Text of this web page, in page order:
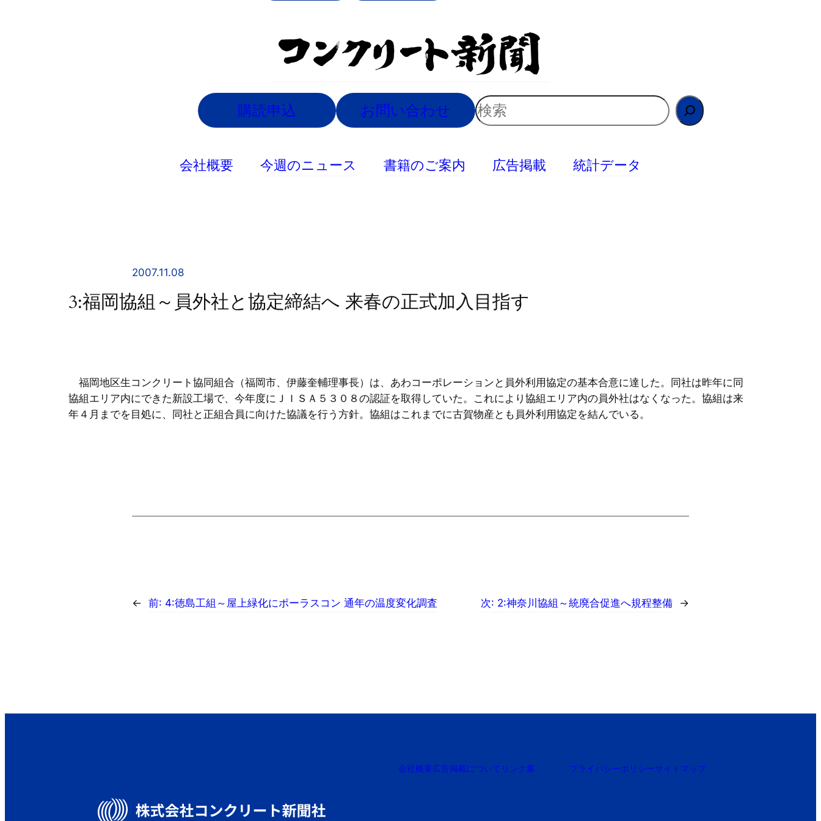
購読申込 お問い合わせ
検
索
会社概要 今週のニュース 書籍のご案内 広告掲載 統計データ
2007.11.08
3:福岡協組～員外社と協定締結へ 来春の正式加入目指す
福岡地区生コンクリート協同組合（福岡市、伊藤奎輔理事長）は、あわコーポレーションと員外利用協定の基本合意に達した。同社は昨年に同
協組エリア内にできた新設工場で、今年度にＪＩＳＡ５３０８の認証を取得していた。これにより協組エリア内の員外社はなくなった。協組は来
年４月までを目処に、同社と正組合員に向けた協議を行う方針。協組はこれまでに古賀物産とも員外利用協定を結んでいる。
← 前: 4:徳島工組～屋上緑化にポーラスコン 通年の温度変化調査 次: 2:神奈川協組～統廃合促進へ規程整備 →
会社概要広告掲載について リンク集 プライバシーポリシーサイトマップ